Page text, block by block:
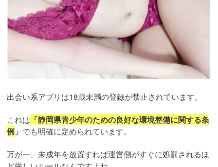
出会い系アプリは18歳未満の登録が禁止されています。
これは 「静岡県青少年のための良好な環境整備に関する条
例 」 でも明確に定められています。
万が一、未成年を放置すれば運営側がすぐに処罰されるほ